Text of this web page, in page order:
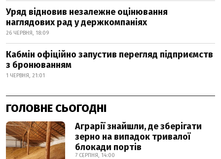
Уряд відновив незалежне оцінювання
наглядових рад у держкомпаніях
26 ЧЕРВНЯ, 18:09
Кабмін офіційно запустив перегляд підприємств
з бронюванням
1 ЧЕРВНЯ, 21:01
ГОЛОВНЕ СЬОГОДНІ
Аграрії знайшли, де зберігати
зерно на випадок тривалої
блокади портів
7 СЕРПНЯ, 14:00